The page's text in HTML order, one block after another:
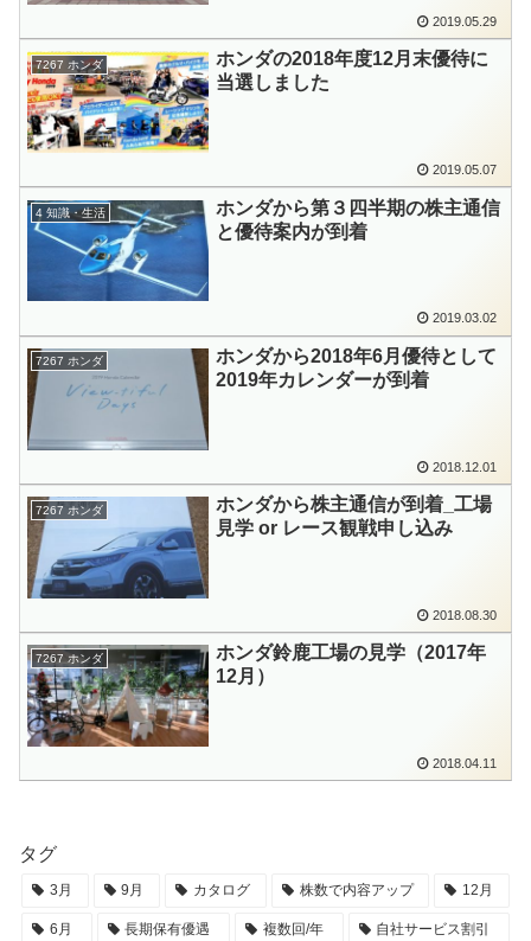
2019.05.29
7267 ホンダ
ホンダの2018年度12月末優待に
当選しました
2019.05.07
4 知識・生活
ホンダから第３四半期の株主通信
と優待案内が到着
2019.03.02
7267 ホンダ
ホンダから2018年6月優待として
2019年カレンダーが到着
2018.12.01
7267 ホンダ
ホンダから株主通信が到着_工場
見学 or レース観戦申し込み
2018.08.30
7267 ホンダ
ホンダ鈴鹿工場の見学（2017年
12月）
2018.04.11
タグ
3月 9月 カタログ 株数で内容アップ 12月
6月 長期保有優遇 複数回/年 自社サービス割引